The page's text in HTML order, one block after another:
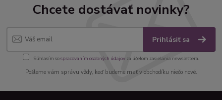
Chcete dostávať novinky?
Prihlásiť sa
Súhlasím sospracovaním osobných údajov za účelom zasielania newslettera.
Pošleme vám správu vždy, keď budeme mať v obchodíku niečo nové.